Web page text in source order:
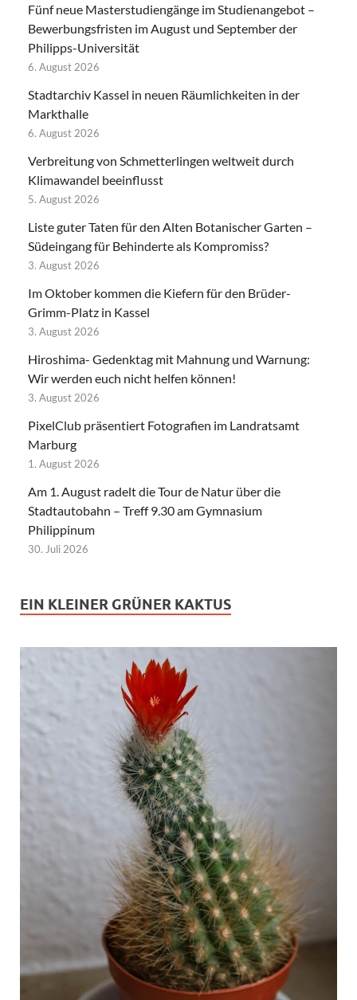
Fünf neue Masterstudiengänge im Studienangebot –
Bewerbungsfristen im August und September der
Philipps-Universität
6. August 2026
Stadtarchiv Kassel in neuen Räumlichkeiten in der
Markthalle
6. August 2026
Verbreitung von Schmetterlingen weltweit durch
Klimawandel beeinflusst
5. August 2026
Liste guter Taten für den Alten Botanischer Garten –
Südeingang für Behinderte als Kompromiss?
3. August 2026
Im Oktober kommen die Kiefern für den Brüder-
Grimm-Platz in Kassel
3. August 2026
Hiroshima- Gedenktag mit Mahnung und Warnung:
Wir werden euch nicht helfen können!
3. August 2026
PixelClub präsentiert Fotografien im Landratsamt
Marburg
1. August 2026
Am 1. August radelt die Tour de Natur über die
Stadtautobahn – Treff 9.30 am Gymnasium
Philippinum
30. Juli 2026
EIN KLEINER GRÜNER KAKTUS